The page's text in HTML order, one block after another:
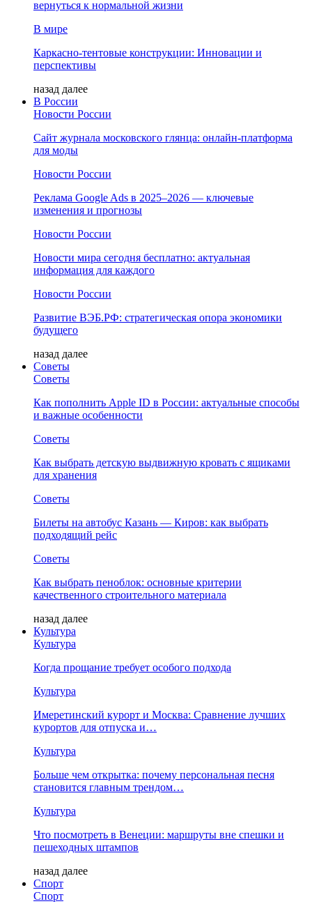
вернуться к нормальной жизни
В мире
Каркасно-тентовые конструкции: Инновации и
перспективы
назад далее
В России
Новости России
Сайт журнала московского глянца: онлайн‑платформа
для моды
Новости России
Реклама Google Ads в 2025–2026 — ключевые
изменения и прогнозы
Новости России
Новости мира сегодня бесплатно: актуальная
информация для каждого
Новости России
Развитие ВЭБ.РФ: стратегическая опора экономики
будущего
назад далее
Советы
Советы
Как пополнить Apple ID в России: актуальные способы
и важные особенности
Советы
Как выбрать детскую выдвижную кровать с ящиками
для хранения
Советы
Билеты на автобус Казань — Киров: как выбрать
подходящий рейс
Советы
Как выбрать пеноблок: основные критерии
качественного строительного материала
назад далее
Культура
Культура
Когда прощание требует особого подхода
Культура
Имеретинский курорт и Москва: Сравнение лучших
курортов для отпуска и…
Культура
Больше чем открытка: почему персональная песня
становится главным трендом…
Культура
Что посмотреть в Венеции: маршруты вне спешки и
пешеходных штампов
назад далее
Спорт
Спорт